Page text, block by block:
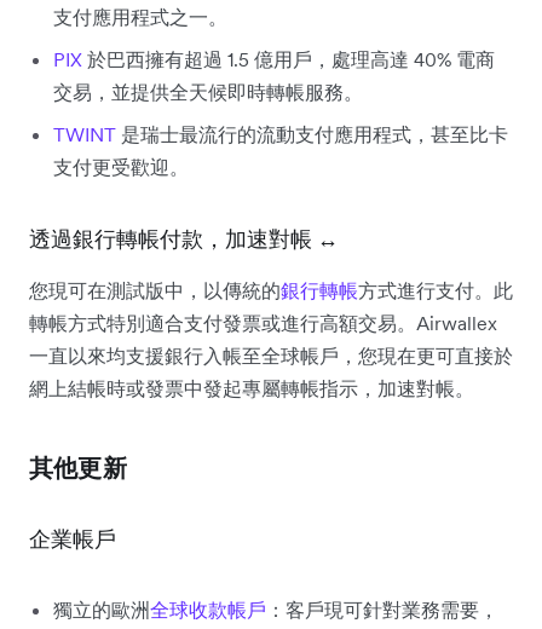
支付應用程式之一。
PIX 於巴西擁有超過 1.5 億用戶，處理高達 40% 電商
交易，並提供全天候即時轉帳服務。
TWINT 是瑞士最流行的流動支付應用程式，甚至比卡
支付更受歡迎。
透過銀行轉帳付款，加速對帳 ↔️
您現可在測試版中，以傳統的銀行轉帳方式進行支付。此
轉帳方式特別適合支付發票或進行高額交易。Airwallex
一直以來均支援銀行入帳至全球帳戶，您現在更可直接於
網上結帳時或發票中發起專屬轉帳指示，加速對帳。
其他更新
企業帳戶
獨立的歐洲全球收款帳戶 ：客戶現可針對業務需要，